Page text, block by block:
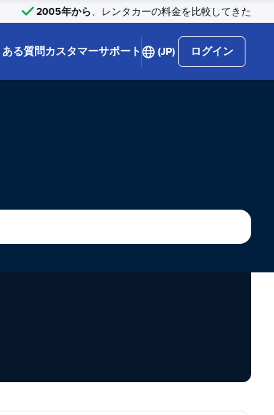
2005年から、レンタカーの料金を比較してきた
る質問カスタマーサポート (JP) ログイン